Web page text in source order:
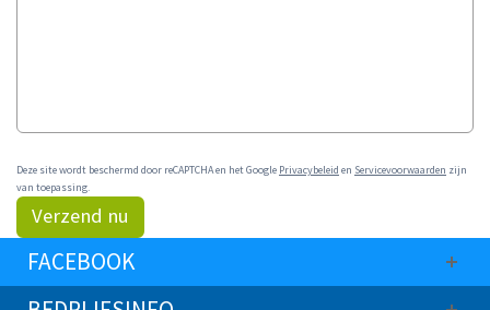
Deze site wordt beschermd door reCAPTCHA en het Google Privacybeleid en Servicevoorwaarden zijn
van toepassing.
Verzend nu
FACEBOOK